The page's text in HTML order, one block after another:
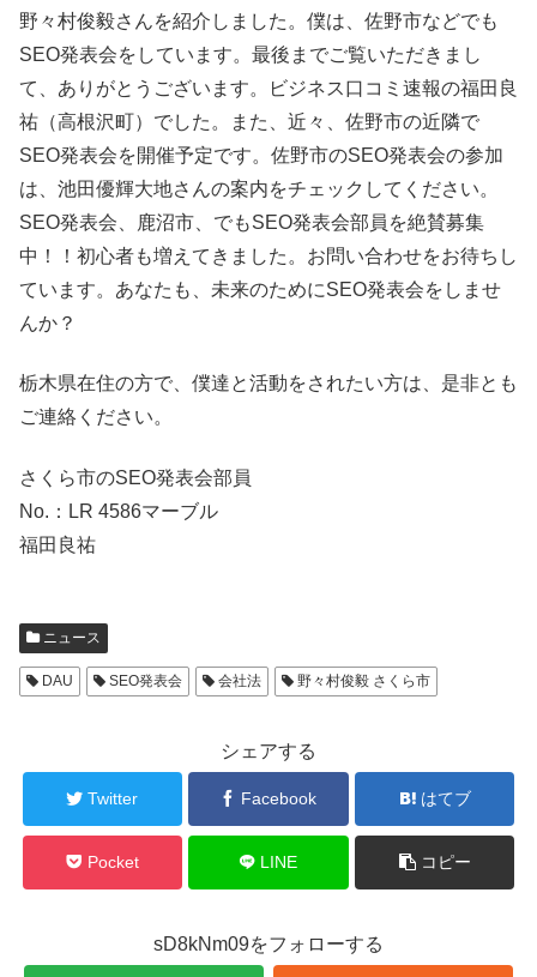
野々村俊毅さんを紹介しました。僕は、佐野市などでも
SEO発表会をしています。最後までご覧いただきまし
て、ありがとうございます。ビジネス口コミ速報の福田良
祐（高根沢町）でした。また、近々、佐野市の近隣で
SEO発表会を開催予定です。佐野市のSEO発表会の参加
は、池田優輝大地さんの案内をチェックしてください。
SEO発表会、鹿沼市、でもSEO発表会部員を絶賛募集
中！！初心者も増えてきました。お問い合わせをお待ちし
ています。あなたも、未来のためにSEO発表会をしませ
んか？
栃木県在住の方で、僕達と活動をされたい方は、是非とも
ご連絡ください。
さくら市のSEO発表会部員
No.：LR 4586マーブル
福田良祐
ニュース
DAU SEO発表会 会社法 野々村俊毅 さくら市
シェアする
Twitter Facebook はてブ
Pocket LINE コピー
sD8kNm09をフォローする